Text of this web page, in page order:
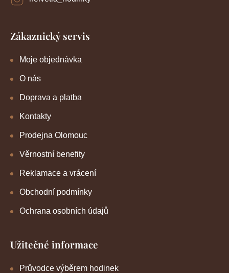
Zákaznický servis
Moje objednávka
O nás
Doprava a platba
Kontakty
Prodejna Olomouc
Věrnostní benefity
Reklamace a vrácení
Obchodní podmínky
Ochrana osobních údajů
Užitečné informace
Průvodce výběrem hodinek